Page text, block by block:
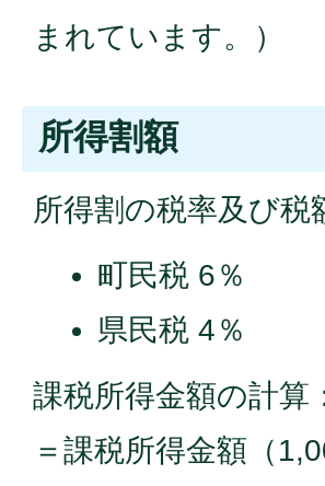
まれています。）
所得割額
所得割の税率及び
町民税 6％
県民税 4％
課税所得金額の計算
＝課税所得金額（